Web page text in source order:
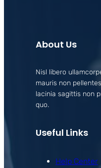
About Us
Nisl libero
mauris non
lacinia sagittis non
quo.
Useful Links
Help Center